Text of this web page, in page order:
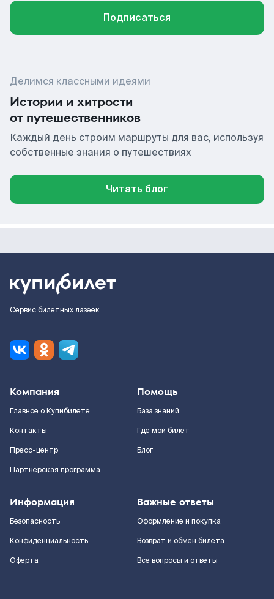
Подписаться
Делимся классными идеями
Истории и хитрости
от путешественников
Каждый день строим маршруты для вас, используя
собственные знания о путешествиях
Читать блог
Сервис билетных лазеек
Компания
Главное о Купибилете
Контакты
Пресс-центр
Партнерская программа
Помощь
База знаний
Где мой билет
Блог
Информация
Безопасность
Конфиденциальность
Оферта
Важные ответы
Оформление и покупка
Возврат и обмен билета
Все вопросы и ответы